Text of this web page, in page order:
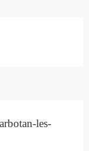
les-